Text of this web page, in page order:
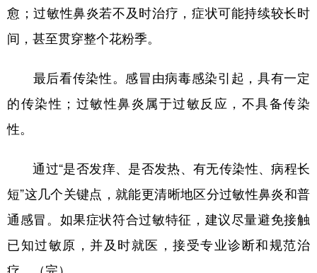
愈；过敏性鼻炎若不及时治疗，症状可能持续较长时
间，甚至贯穿整个花粉季。
最后看传染性。感冒由病毒感染引起，具有一定
的传染性；过敏性鼻炎属于过敏反应，不具备传染
性。
通过“是否发痒、是否发热、有无传染性、病程长
短”这几个关键点，就能更清晰地区分过敏性鼻炎和普
通感冒。如果症状符合过敏特征，建议尽量避免接触
已知过敏原，并及时就医，接受专业诊断和规范治